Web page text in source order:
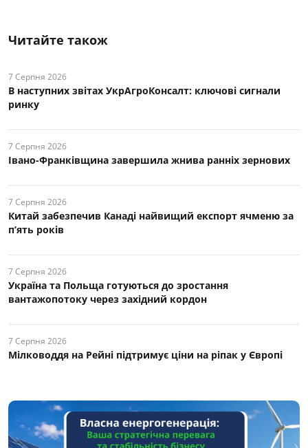
Читайте також
7 Серпня 2026
В наступних звітах УкрАгроКонсалт: ключові cигнали
ринку
7 Серпня 2026
Івано-Франківщина завершила жнива ранніх зернових
7 Серпня 2026
Китай забезпечив Канаді найвищий експорт ячменю за
п’ять років
7 Серпня 2026
Україна та Польща готуються до зростання
вантажопотоку через західний кордон
7 Серпня 2026
Мілководдя на Рейні підтримує ціни на ріпак у Європі